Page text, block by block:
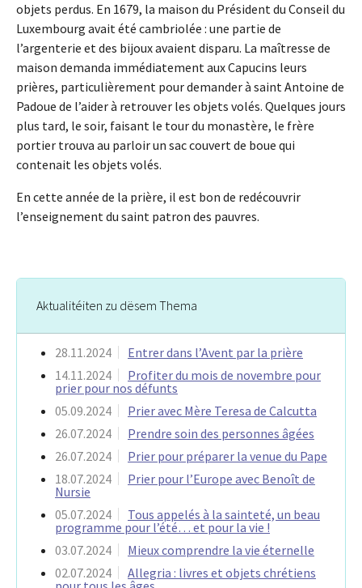
objets perdus. En 1679, la maison du Président du Conseil du
Luxembourg avait été cambriolée : une partie de
l’argenterie et des bijoux avaient disparu. La maîtresse de
maison demanda immédiatement aux Capucins leurs
prières, particulièrement pour demander à saint Antoine de
Padoue de l’aider à retrouver les objets volés. Quelques jours
plus tard, le soir, faisant le tour du monastère, le frère
portier trouva au parloir un sac couvert de boue qui
contenait les objets volés.
En cette année de la prière, il est bon de redécouvrir
l’enseignement du saint patron des pauvres.
Aktualitéiten zu dësem Thema
28.11.2024
Entrer dans l’Avent par la prière
14.11.2024
Profiter du mois de novembre pour
prier pour nos défunts
05.09.2024
Prier avec Mère Teresa de Calcutta
26.07.2024
Prendre soin des personnes âgées
26.07.2024
Prier pour préparer la venue du Pape
18.07.2024
Prier pour l’Europe avec Benoît de
Nursie
05.07.2024
Tous appelés à la sainteté, un beau
programme pour l’été… et pour la vie !
03.07.2024
Mieux comprendre la vie éternelle
02.07.2024
Allegria : livres et objets chrétiens